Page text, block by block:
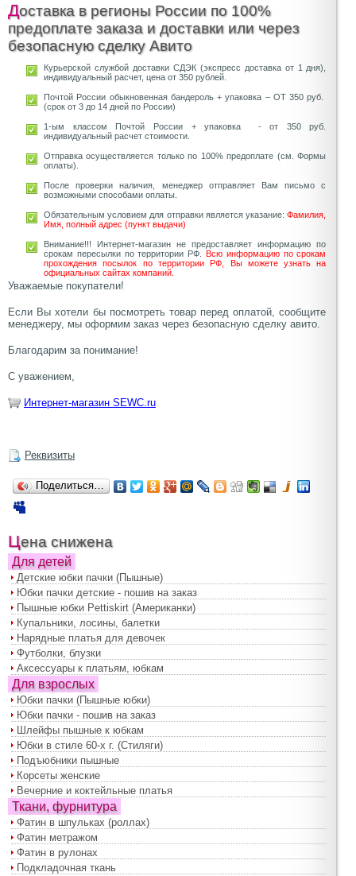
Доставка в регионы России по 100%
предоплате заказа и доставки или через
безопасную сделку Авито
Курьерской службой доставки СДЭК (экспресс доставка от 1 дня),
индивидуальный расчет, цена от 350 рублей.
Почтой России обыкновенная бандероль + упаковка – ОТ 350 руб.
(срок от 3 до 14 дней по России)
1-ым классом Почтой России + упаковка - от 350 руб.
индивидуальный расчет стоимости.
Отправка осуществляется только по 100% предоплате (см. Формы
оплаты).
После проверки наличия, менеджер отправляет Вам письмо с
возможными способами оплаты.
Обязательным условием для отправки является указание:Фамилия,
Имя, полный адрес (пункт выдачи)
Внимание!!! Интернет-магазин не предоставляет информацию по
срокам пересылки по территории РФ.Всю информацию по срокам
прохождения посылок по территории РФ, Вы можете узнать на
официальных сайтах компаний.
Уважаемые покупатели!
Если Вы хотели бы посмотреть товар перед оплатой, сообщите
менеджеру, мы оформим заказ через безопасную сделку авито.
Благодарим за понимание!
С уважением,
Интернет-магазин SEWC.ru
Реквизиты
Поделиться…
Цена снижена
Для детей
Детские юбки пачки (Пышные)
Юбки пачки детские - пошив на заказ
Пышные юбки Pettiskirt (Американки)
Купальники, лосины, балетки
Нарядные платья для девочек
Футболки, блузки
Аксессуары к платьям, юбкам
Для взрослых
Юбки пачки (Пышные юбки)
Юбки пачки - пошив на заказ
Шлейфы пышные к юбкам
Юбки в стиле 60-х г. (Стиляги)
Подъюбники пышные
Корсеты женские
Вечерние и коктейльные платья
Ткани, фурнитура
Фатин в шпульках (роллах)
Фатин метражом
Фатин в рулонах
Подкладочная ткань